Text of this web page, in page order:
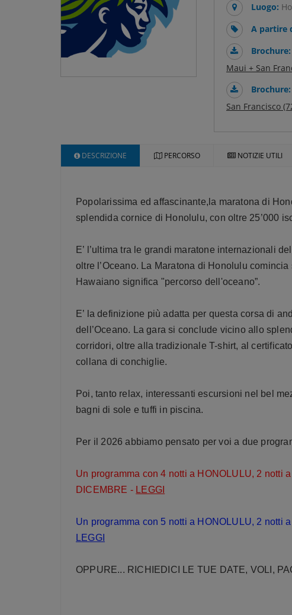
Luogo:
A partire
Brochure:
Maui + San
Brochure:
San Francisco
DESCRIZIONE PERCORSO NOTIZIE UTILI
Popolarissima ed affascinante,la maratona di
splendida cornice di Honolulu, con oltre 25’000
E’ l’ultima tra le grandi maratone internazionali
oltre l’Oceano. La Maratona di Honolulu
Hawaiano significa "percorso dell'oceano”.
E’ la definizione più adatta per questa corsa di
dell’Oceano. La gara si conclude vicino allo
corridori, oltre alla tradizionale T-shirt, al
collana di conchiglie.
Poi, tanto relax, interessanti escursioni nel bel
bagni di sole e tuffi in piscina.
Per il 2026 abbiamo pensato per voi a due
Un programma con 4 notti a HONOLULU, 2 notti
DICEMBRE - LEGGI
Un programma con 5 notti a HONOLULU, 2 notti
LEGGI
OPPURE... RICHIEDICI LE TUE DATE, VOLI,